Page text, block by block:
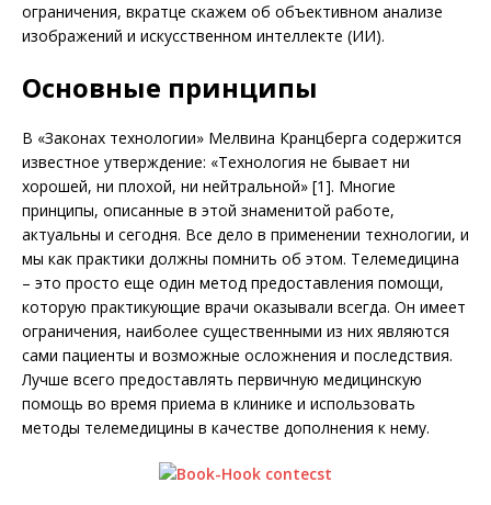
ограничения, вкратце скажем об объективном анализе
изображений и искусственном интеллекте (ИИ).
Основные принципы
В «Законах технологии» Мелвина Кранцберга содержится
известное утверждение: «Технология не бывает ни
хорошей, ни плохой, ни нейтральной» [1]. Многие
принципы, описанные в этой знаменитой работе,
актуальны и сегодня. Все дело в применении технологии, и
мы как практики должны помнить об этом. Телемедицина
– это просто еще один метод предоставления помощи,
которую практикующие врачи оказывали всегда. Он имеет
ограничения, наиболее существенными из них являются
сами пациенты и возможные осложнения и последствия.
Лучше всего предоставлять первичную медицинскую
помощь во время приема в клинике и использовать
методы телемедицины в качестве дополнения к нему.